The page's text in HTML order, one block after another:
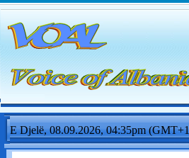
E Djelë, 08.09.2026, 04:35pm